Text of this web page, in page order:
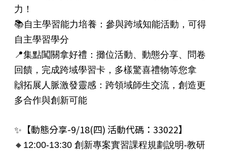
力！
📚自主學習能力培養：參與跨域知能活動，可得
自主學習學分
📍集點闖關拿好禮：攤位活動、動態分享、問卷
回饋，完成跨域學習卡，多樣驚喜禮物等您拿
🙌拓展人脈激發靈感：跨領域師生交流，創造更
多合作與創新可能
✨【動態分享-9/18(四) 活動代碼：33022】
🔸12:00-13:30 創新專案實習課程規劃說明-教研